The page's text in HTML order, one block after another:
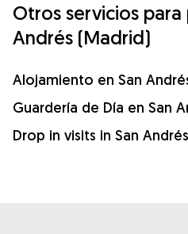
Otros servicios para
Andrés (Madrid)
Alojamiento en San
Guardería de Día en San
Drop in visits in San